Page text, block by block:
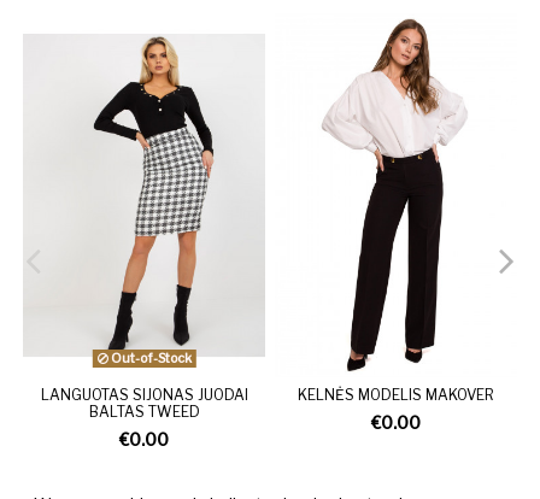
Out-of-Stock
LANGUOTAS SIJONAS JUODAI
BALTAS TWEED
€0.00
KELNĖS MODELIS MAKOVER
€0.00